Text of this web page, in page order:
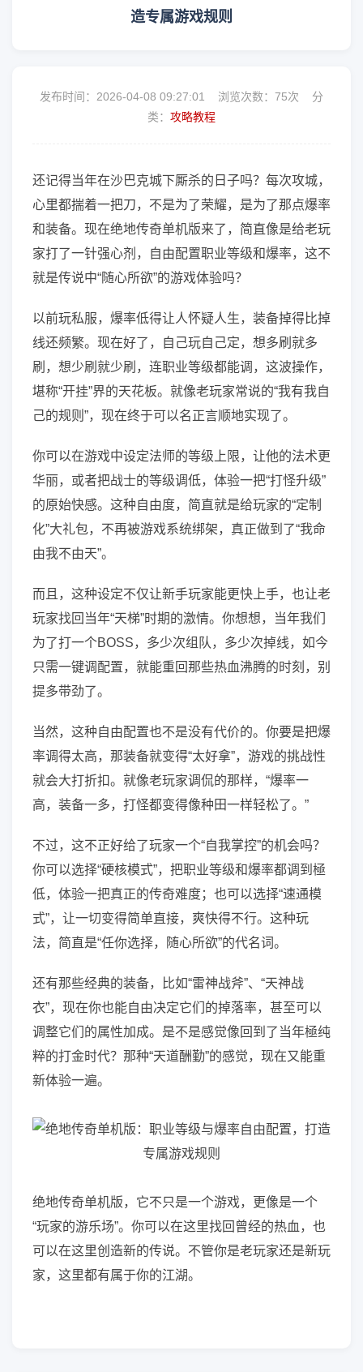
造专属游戏规则
发布时间：2026-04-08 09:27:01 浏览次数： 75次 分
类： 攻略教程
还记得当年在沙巴克城下厮杀的日子吗？每次攻城，
心里都揣着一把刀，不是为了荣耀，是为了那点爆率
和装备。现在绝地传奇单机版来了，简直像是给老玩
家打了一针强心剂，自由配置职业等级和爆率，这不
就是传说中“随心所欲”的游戏体验吗？
以前玩私服，爆率低得让人怀疑人生，装备掉得比掉
线还频繁。现在好了，自己玩自己定，想多刷就多
刷，想少刷就少刷，连职业等级都能调，这波操作，
堪称“开挂”界的天花板。就像老玩家常说的“我有我自
己的规则”，现在终于可以名正言顺地实现了。
你可以在游戏中设定法师的等级上限，让他的法术更
华丽，或者把战士的等级调低，体验一把“打怪升级”
的原始快感。这种自由度，简直就是给玩家的“定制
化”大礼包，不再被游戏系统绑架，真正做到了“我命
由我不由天”。
而且，这种设定不仅让新手玩家能更快上手，也让老
玩家找回当年“天梯”时期的激情。你想想，当年我们
为了打一个BOSS，多少次组队，多少次掉线，如今
只需一键调配置，就能重回那些热血沸腾的时刻，别
提多带劲了。
当然，这种自由配置也不是没有代价的。你要是把爆
率调得太高，那装备就变得“太好拿”，游戏的挑战性
就会大打折扣。就像老玩家调侃的那样，“爆率一
高，装备一多，打怪都变得像种田一样轻松了。”
不过，这不正好给了玩家一个“自我掌控”的机会吗？
你可以选择“硬核模式”，把职业等级和爆率都调到極
低，体验一把真正的传奇难度；也可以选择“速通模
式”，让一切变得简单直接，爽快得不行。这种玩
法，简直是“任你选择，随心所欲”的代名词。
还有那些经典的装备，比如“雷神战斧”、“天神战
衣”，现在你也能自由决定它们的掉落率，甚至可以
调整它们的属性加成。是不是感觉像回到了当年極纯
粹的打金时代？那种“天道酬勤”的感觉，现在又能重
新体验一遍。
绝地传奇单机版，它不只是一个游戏，更像是一个
“玩家的游乐场”。你可以在这里找回曾经的热血，也
可以在这里创造新的传说。不管你是老玩家还是新玩
家，这里都有属于你的江湖。